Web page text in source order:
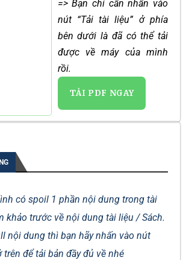
=> Bạn chỉ cần nhấn vào
nút “Tải tài liệu” ở phía
bên dưới là đã có thể tải
được về máy của mình
rồi.
TẢI PDF NGAY
có spoil 1 phần nội dung trong tài
khảo trước về nội dung tài liệu / Sách.
nội dung thì bạn hãy nhấn vào nút
trên để tải bản đầy đủ về nhé